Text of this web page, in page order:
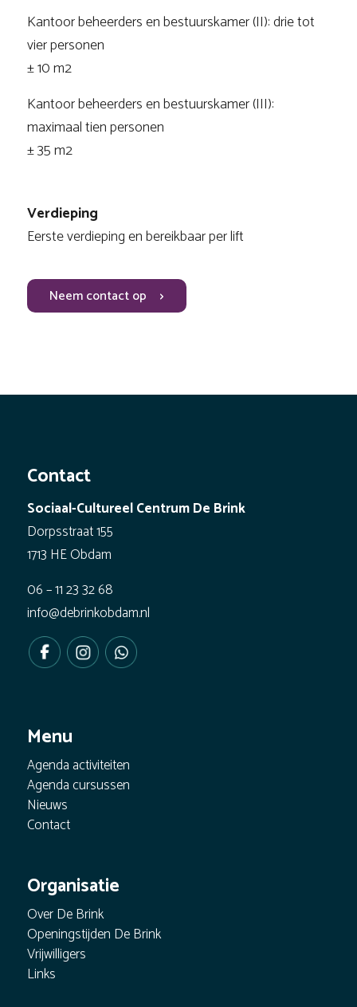
Kantoor beheerders en bestuurskamer (II): drie tot
vier personen
± 10 m2
Kantoor beheerders en bestuurskamer (III):
maximaal tien personen
± 35 m2
Verdieping
Eerste verdieping en bereikbaar per lift
Neem contact op
Contact
Sociaal-Cultureel Centrum De Brink
Dorpsstraat 155
1713 HE Obdam
06 – 11 23 32 68
info@debrinkobdam.nl
Menu
Agenda activiteiten
Agenda cursussen
Nieuws
Contact
Organisatie
Over De Brink
Openingstijden De Brink
Vrijwilligers
Links